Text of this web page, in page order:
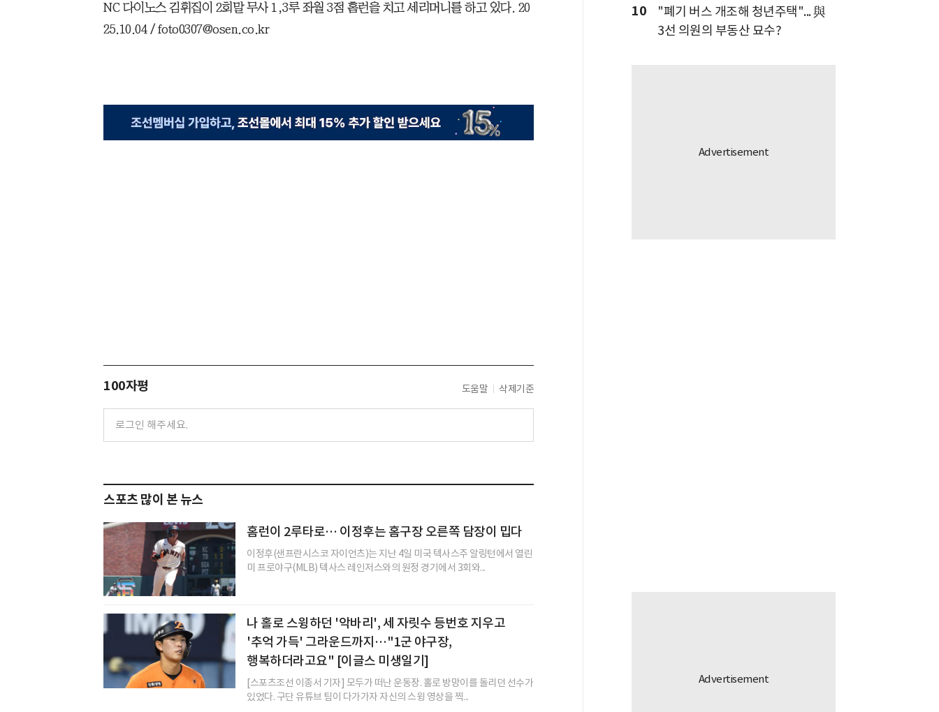
NC 다이노스 김휘집이 2회말 무사 1,3루 좌월 3점 홈런을 치고 세리머니를 하고 있다. 20
25.10.04 / foto0307@osen.co.kr
100자평 도움말 삭제기준
스포츠 많이 본 뉴스
홈런이 2루타로… 이정후는 홈구장 오른쪽 담장이 밉다
이정후(샌프란시스코 자이언츠)는 지난 4일 미국 텍사스주 알링턴에서 열린
미 프로야구(MLB) 텍사스 레인저스와의 원정 경기에서 3회와...
나 홀로 스윙하던 '악바리', 세 자릿수 등번호 지우고
'추억 가득' 그라운드까지…"1군 야구장,
행복하더라고요" [이글스 미생일기]
[스포츠조선 이종서 기자] 모두가 떠난 운동장. 홀로 방망이를 돌리던 선수가
있었다. 구단 유튜브 팀이 다가가자 자신의 스윙 영상을 찍...
10
"폐기 버스 개조해 청년주택"... 與
3선 의원의 부동산 묘수?